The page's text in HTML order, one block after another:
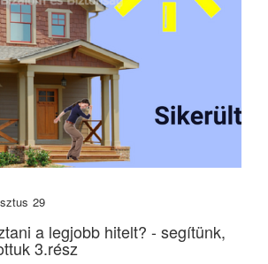
29
a legjobb hitelt? - segítünk,
3.rész